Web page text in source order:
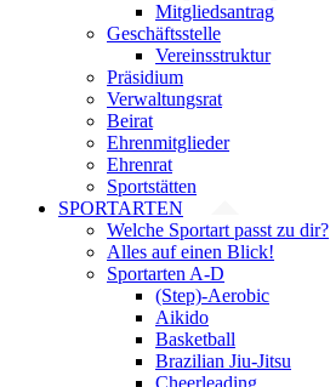
Mitgliedsantrag
Geschäftsstelle
Vereinsstruktur
Präsidium
Verwaltungsrat
Beirat
Ehrenmitglieder
Ehrenrat
Sportstätten
SPORTARTEN
Welche Sportart passt zu dir?
Alles auf einen Blick!
Sportarten A-D
(Step)-Aerobic
Aikido
Basketball
Brazilian Jiu-Jitsu
Cheerleading